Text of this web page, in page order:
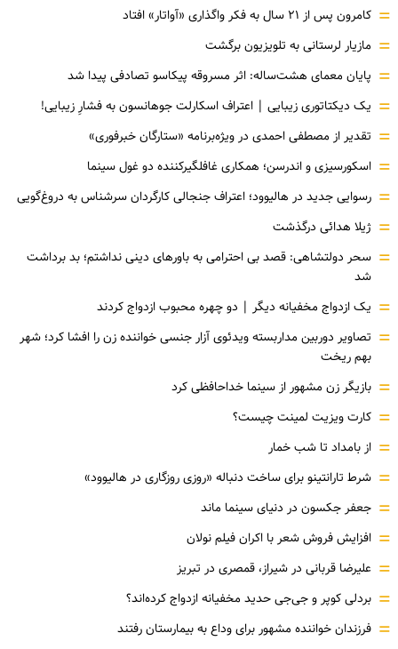
= کامرون پس از ۲۱ سال به فکر واگذاری «آواتار» افتاد
= مازیار لرستانی به تلویزیون برگشت
= پایان معمای هشت‌ساله: اثر مسروقه پیکاسو تصادفی پیدا شد
= یک دیکتاتوری زیبایی | اعتراف اسکارلت جوهانسون به فشارِ زیبایی!
= تقدیر از مصطفی احمدی در ویژه‌برنامه «ستارگان خبرفوری»
= اسکورسیزی و اندرسن؛ همکاری غافلگیرکننده دو غول سینما
= رسوایی جدید در هالیوود؛ اعتراف جنجالی کارگردان سرشناس به دروغ‌گویی
= ژیلا هدائی درگذشت
= سحر دولتشاهی: قصد بی احترامی به باورهای دینی نداشتم؛ بد برداشت
شد
= یک ازدواج مخفیانه دیگر | دو چهره محبوب ازدواج کردند
= تصاویر دوربین مداربسته ویدئوی آزار جنسی خواننده زن را افشا کرد؛ شهر
بهم ریخت
= بازیگر زن مشهور از سینما خداحافظی کرد
= کارت ویزیت لمینت چیست؟
= از بامداد تا شب خمار
= شرط تارانتینو برای ساخت دنباله «روزی روزگاری در هالیوود»
= جعفر جکسون در دنیای سینما ماند
= افزایش فروش شعر با اکران فیلم نولان
= علیرضا قربانی در شیراز، قمصری در تبریز
= بردلی کوپر و جی‌جی حدید مخفیانه ازدواج کرده‌اند؟
= فرزندان خواننده مشهور برای وداع به بیمارستان رفتند